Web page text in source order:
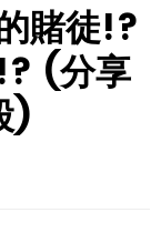
賭徒!?
(分享
)